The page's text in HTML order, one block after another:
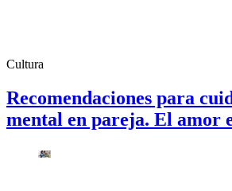
Cultura
Recomendaciones para
mental en pareja. El amor